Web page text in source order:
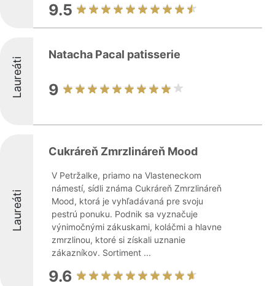
9.5
Laureáti
Natacha Pacal patisserie
9
Laureáti
Cukráreň Zmrzlináreň Mood
V Petržalke, priamo na Vlasteneckom
námestí, sídli známa Cukráreň Zmrzlináreň
Mood, ktorá je vyhľadávaná pre svoju
pestrú ponuku. Podnik sa vyznačuje
výnimočnými zákuskami, koláčmi a hlavne
zmrzlinou, ktoré si získali uznanie
zákazníkov. Sortiment ...
9.6